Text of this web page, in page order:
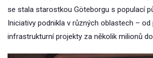
se stala starostkou Göteborgu s populací
Iniciativy podnikla v různých oblastech –
infrastrukturní projekty za několik milionů